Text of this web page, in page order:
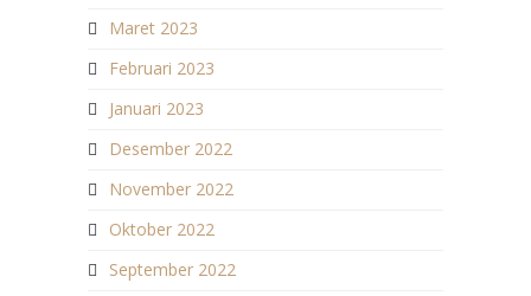
Maret 2023
Februari 2023
Januari 2023
Desember 2022
November 2022
Oktober 2022
September 2022